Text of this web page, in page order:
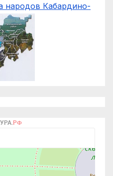
народов Кабардино-